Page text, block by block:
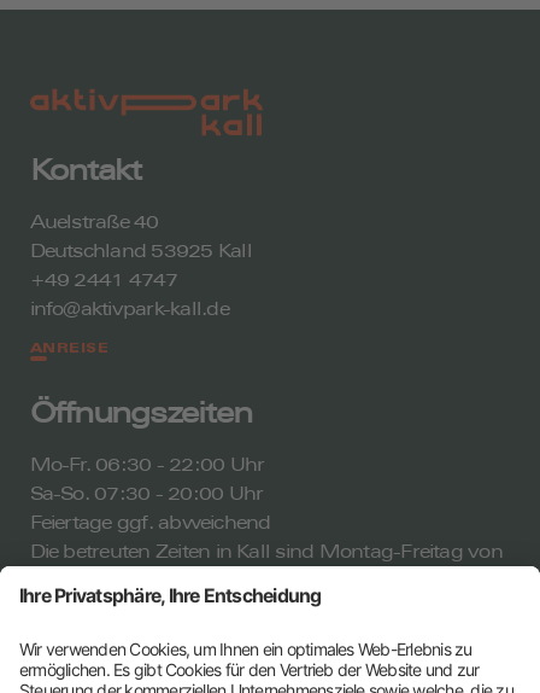
Kontakt
Auelstraße 40
Deutschland 53925 Kall
+49 2441 4747
info@aktivpark-kall.de
ANREISE
Öffnungszeiten
Mo-Fr. 06:30 - 22:00 Uhr
Sa-So. 07:30 - 20:00 Uhr
Feiertage ggf. abweichend
Die betreuten Zeiten in Kall sind Montag-Freitag von
15:00 Uhr.
ALLE ÖFFNUNGSZEITEN